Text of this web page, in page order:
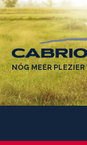
NÓG MEER PLEZIER